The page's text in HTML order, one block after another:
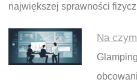
największej sprawności
Na